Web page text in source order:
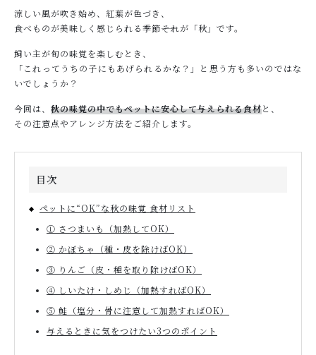
お問い合わせ
涼しい風が吹き始め、紅葉が色づき、
食べものが美味しく感じられる季節――それが「秋」です。
飼い主が旬の味覚を楽しむとき、
「これってうちの子にもあげられるかな？」と思う方も多いのではな
いでしょうか？
今回は、 秋の味覚の中でもペットに安心して与えられる食材と、
その注意点やアレンジ方法をご紹介します。
目次
ペットに“OK”な秋の味覚 食材リスト
① さつまいも（加熱してOK）
② かぼちゃ（種・皮を除けばOK）
③ りんご（皮・種を取り除けばOK）
④ しいたけ・しめじ（加熱すればOK）
⑤ 鮭（塩分・骨に注意して加熱すればOK）
与えるときに気をつけたい3つのポイント